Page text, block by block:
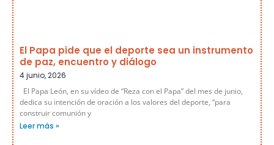
El Papa pide que el deporte sea un instrumento
de paz, encuentro y diálogo
4 junio, 2026
El Papa León, en su vídeo de “Reza con el Papa” del mes de junio,
dedica su intención de oración a los valores del deporte, “para
construir comunión y
Leer más »